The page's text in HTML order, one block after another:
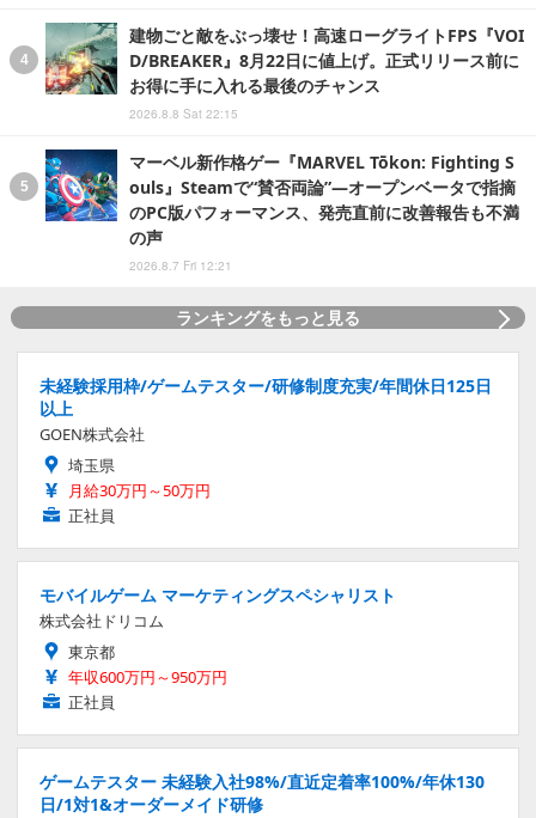
建物ごと敵をぶっ壊せ！高速ローグライトFPS『VOI
D/BREAKER』8月22日に値上げ。正式リリース前に
お得に手に入れる最後のチャンス
2026.8.8 Sat 22:15
マーベル新作格ゲー『MARVEL Tōkon: Fighting S
ouls』Steamで“賛否両論”―オープンベータで指摘
のPC版パフォーマンス、発売直前に改善報告も不満
の声
2026.8.7 Fri 12:21
ランキングをもっと見る
未経験採用枠/ゲームテスター/研修制度充実/年間休日125日
以上
GOEN株式会社
埼玉県
月給30万円～50万円
正社員
モバイルゲーム マーケティングスペシャリスト
株式会社ドリコム
東京都
年収600万円～950万円
正社員
ゲームテスター 未経験入社98%/直近定着率100%/年休130
日/1対1&オーダーメイド研修